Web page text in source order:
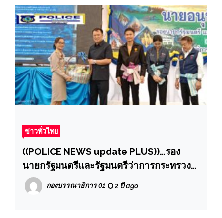
ข่าวทั่วไทย
((POLICE NEWS update PLUS))…รอง
นายกรัฐมนตรีและรัฐมนตรีว่าการกระทรวง
มหาดไทยพร้อมคณะลงพื้นที่ตรวจผลการ
ดำเนินงาน “การบริหารจัดการน้ำอย่างเป็น
กองบรรณาธิการ 01 2 ปี ago